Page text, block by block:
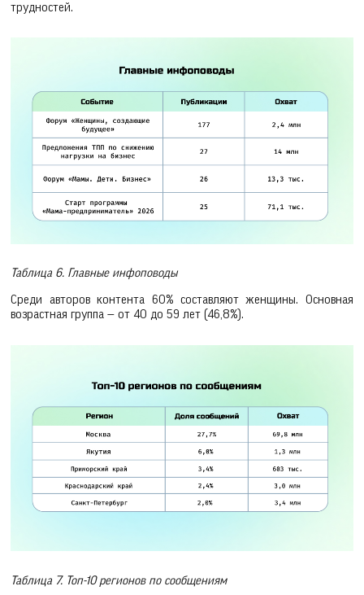
трудностей.
Таблица 6. Главные инфоповоды
Среди авторов контента 60% составляют женщины. Основная
возрастная группа — от 40 до 59 лет (46,8%).
Таблица 7. Топ-10 регионов по сообщениям